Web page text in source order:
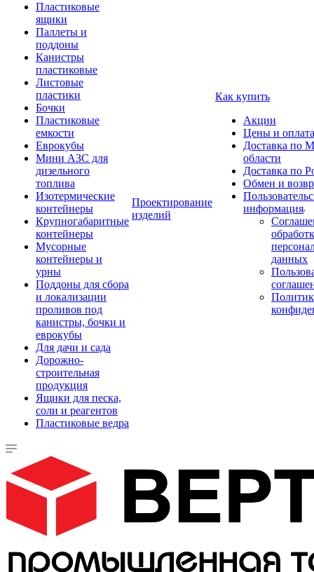
Пластиковые
ящики
Паллеты и
поддоны
Канистры
пластиковые
Листовые
пластики
Бочки
Пластиковые
емкости
Еврокубы
Мини АЗС для
дизельного
топлива
Изотермические
контейнеры
Крупногабаритные
контейнеры
Мусорные
контейнеры и
урны
Поддоны для сбора
и локализации
проливов под
канистры, бочки и
еврокубы
Для дачи и сада
Дорожно-
строительная
продукция
Ящики для песка,
соли и реагентов
Пластиковые ведра
Проектирование
изделий
Как купить
Акции
Цены и оплата
Доставка по
области
Доставка по
Обмен и
информация
данных